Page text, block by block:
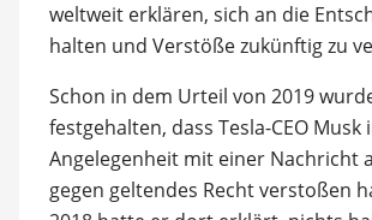
weltweit erklären, sich an die
halten und Verstöße zukünftig zu
Schon in dem Urteil von 2019
festgehalten, dass Tesla-CEO Musk
Angelegenheit mit einer Nachricht
gegen geltendes Recht verstoßen